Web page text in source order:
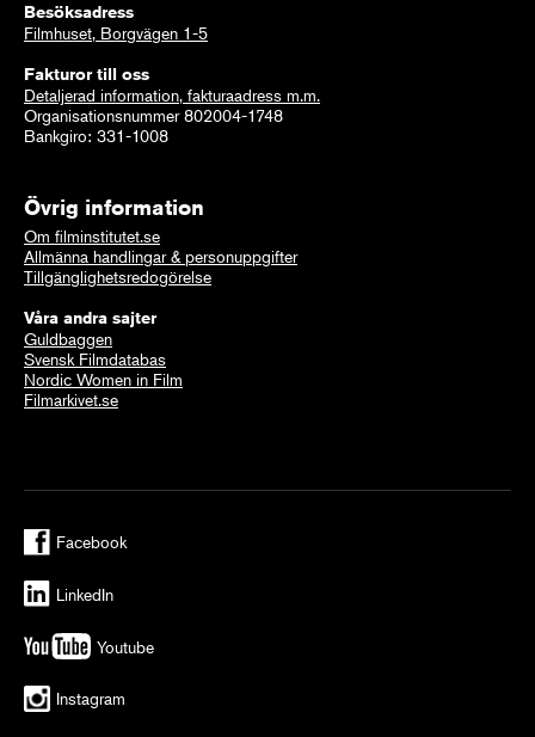
Besöksadress
Filmhuset, Borgvägen 1-5
Fakturor till oss
Detaljerad information, fakturaadress m.m.
Organisationsnummer 802004-1748
Bankgiro: 331-1008
Övrig information
Om filminstitutet.se
Allmänna handlingar & personuppgifter
Tillgänglighetsredogörelse
Våra andra sajter
Guldbaggen
Svensk Filmdatabas
Nordic Women in Film
Filmarkivet.se
Facebook
LinkedIn
Youtube
Instagram